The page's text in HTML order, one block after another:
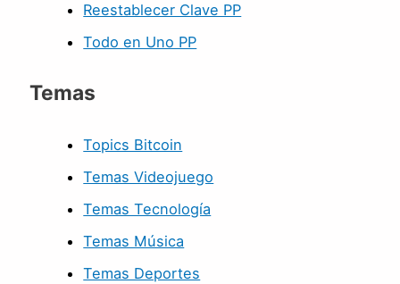
Reestablecer Clave PP
Todo en Uno PP
Temas
Topics Bitcoin
Temas Videojuego
Temas Tecnología
Temas Música
Temas Deportes